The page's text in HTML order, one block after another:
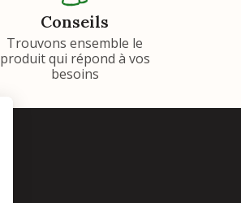
Conseils
Trouvons ensemble le
produit qui répond à vos
besoins